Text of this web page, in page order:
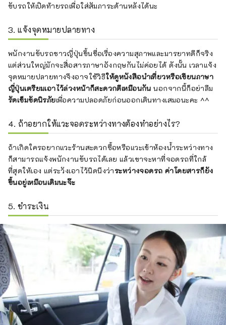
ขับรถให้เปิดท้ายรถเพื่อใส่สัมภาระด้านหลังได้นะ
3. แจ้งจุดหมายปลายทาง
พนักงานขับรถชาวญี่ปุ่นขึ้นชื่อเรื่องความสุภาพและมารยาทดีก็จริง
แต่ส่วนใหญ่มักจะสื่อสารภาษาอังกฤษกันไม่ค่อยได้ ดังนั้น เวลาแจ้ง
จุดหมายปลายทางจึงอาจใช้วิธีให้ดูหนังสือนำเที่ยวหรือเขียนภาษา
ญี่ปุ่นเตรียมเอาไว้ล่วงหน้าก็สะดวกดีเหมือนกัน นอกจากนี้ก็อย่าลืม
รัดเข็มขัดนิรภัยเพื่อความปลอดภัยก่อนออกเดินทางเสมอนะคะ ^^
4. ถ้าอยากให้แวะจอดระหว่างทางต้องทำอย่างไร?
ถ้าเกิดใครอยากแวะร้านสะดวกซื้อหรือแวะเข้าห้องน้ำระหว่างทาง
ก็สามารถแจ้งพนักงานขับรถได้เลย แล้วเขาจะหาที่จอดรถที่ใกล้
ที่สุดให้เอง แต่ระวังเอาไว้นิดนึงว่าระหว่างจอดรถ ค่าโดยสารก็ยัง
ขึ้นอยู่เหมือนเดิมนะจ๊ะ
5. ชำระเงิน